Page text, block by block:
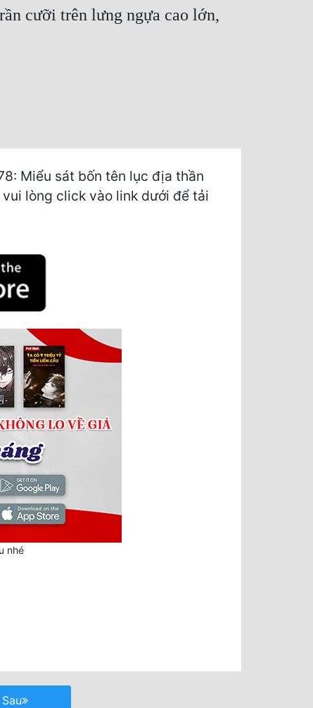
cưỡi trên lưng ngựa cao lớn,
Miểu sát bốn tên lục địa thần
lòng click vào link dưới để tải
nhé
Sau